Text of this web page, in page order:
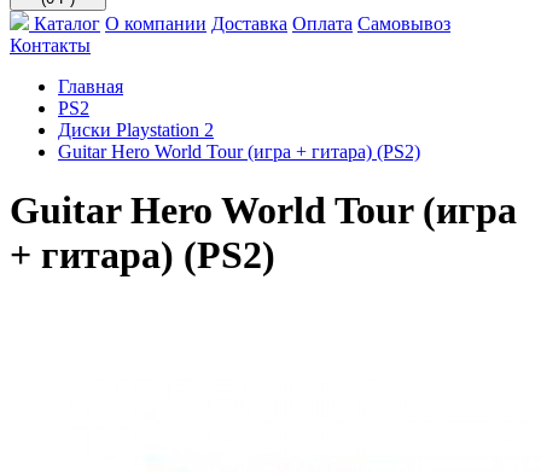
Каталог О компании Доставка Оплата Самовывоз
Контакты
Главная
PS2
Диски Playstation 2
Guitar Hero World Tour (игра + гитара) (PS2)
Guitar Hero World Tour (игра
+ гитара) (PS2)